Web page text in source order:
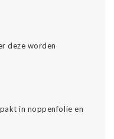
deze worden
in noppenfolie en